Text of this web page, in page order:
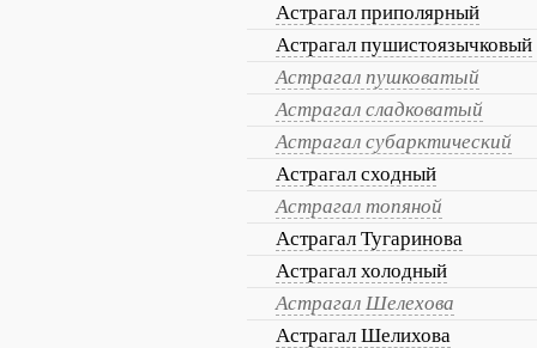
Астрагал приполярный
Астрагал пушистоязычковый
Астрагал пушковатый
Астрагал сладковатый
Астрагал субарктический
Астрагал сходный
Астрагал топяной
Астрагал Тугаринова
Астрагал холодный
Астрагал Шелехова
Астрагал Шелихова